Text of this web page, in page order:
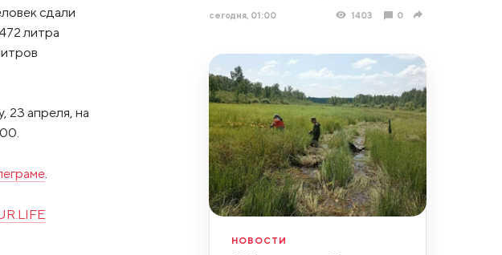
сдали
литра
23 апреля, на
.
сегодня, 01:00 1403 0
НОВОСТИ